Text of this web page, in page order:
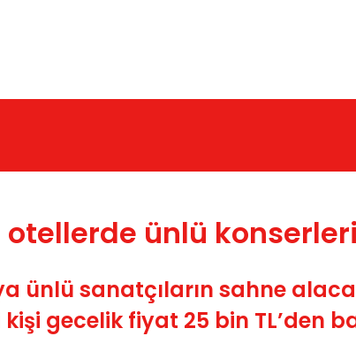
otellerde ünlü
ünlü sanatçıların sahne
gecelik fiyat 25 bin TL’den